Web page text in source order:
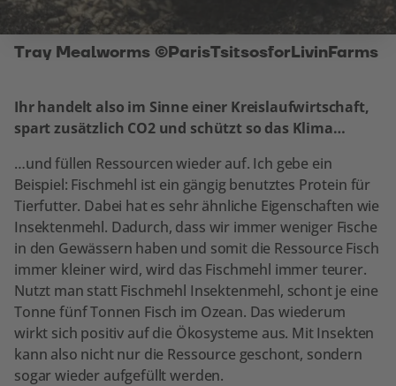
Tray Mealworms ©ParisTsitsosforLivinFarms
Ihr handelt also im Sinne einer Kreislaufwirtschaft,
spart zusätzlich CO2 und schützt so das Klima…
…und füllen Ressourcen wieder auf. Ich gebe ein
Beispiel: Fischmehl ist ein gängig benutztes Protein für
Tierfutter. Dabei hat es sehr ähnliche Eigenschaften wie
Insektenmehl. Dadurch, dass wir immer weniger Fische
in den Gewässern haben und somit die Ressource Fisch
immer kleiner wird, wird das Fischmehl immer teurer.
Nutzt man statt Fischmehl Insektenmehl, schont je eine
Tonne fünf Tonnen Fisch im Ozean. Das wiederum
wirkt sich positiv auf die Ökosysteme aus. Mit Insekten
kann also nicht nur die Ressource geschont, sondern
sogar wieder aufgefüllt werden.